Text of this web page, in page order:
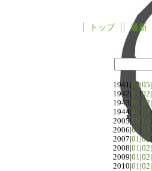
トップ 最新
1941| 04 05
1942| 01 02
1943| 01 02
1944| 01 02 |
2005|09 10
2006| 01 02
2007| 01|02
2008| 01 02
2009| 01 02
2010| 01 02